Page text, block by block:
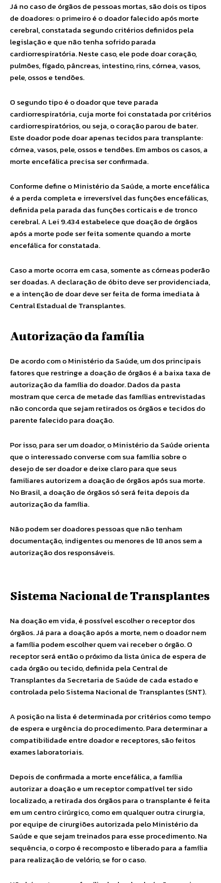
Já no caso de órgãos de pessoas mortas, são dois os tipos
de doadores: o primeiro é o doador falecido após morte
cerebral, constatada segundo critérios definidos pela
legislação e que não tenha sofrido parada
cardiorrespiratória. Neste caso, ele pode doar coração,
pulmões, fígado, pâncreas, intestino, rins, córnea, vasos,
pele, ossos e tendões.
O segundo tipo é o doador que teve parada
cardiorrespiratória, cuja morte foi constatada por critérios
cardiorrespiratórios, ou seja, o coração parou de bater.
Este doador pode doar apenas tecidos para transplante:
córnea, vasos, pele, ossos e tendões. Em ambos os casos, a
morte encefálica precisa ser confirmada.
Conforme define o Ministério da Saúde, a morte encefálica
é a perda completa e irreversível das funções encefálicas,
definida pela parada das funções corticais e de tronco
cerebral. A Lei 9.434 estabelece que doação de órgãos
após a morte pode ser feita somente quando a morte
encefálica for constatada.
Caso a morte ocorra em casa, somente as córneas poderão
ser doadas. A declaração de óbito deve ser providenciada,
e a intenção de doar deve ser feita de forma imediata à
Central Estadual de Transplantes.
Autorização da família
De acordo com o Ministério da Saúde, um dos principais
fatores que restringe a doação de órgãos é a baixa taxa de
autorização da família do doador. Dados da pasta
mostram que cerca de metade das famílias entrevistadas
não concorda que sejam retirados os órgãos e tecidos do
parente falecido para doação.
Por isso, para ser um doador, o Ministério da Saúde orienta
que o interessado converse com sua família sobre o
desejo de ser doador e deixe claro para que seus
familiares autorizem a doação de órgãos após sua morte.
No Brasil, a doação de órgãos só será feita depois da
autorização da família.
Não podem ser doadores pessoas que não tenham
documentação, indigentes ou menores de 18 anos sem a
autorização dos responsáveis.
Sistema Nacional de Transplantes
Na doação em vida, é possível escolher o receptor dos
órgãos. Já para a doação após a morte, nem o doador nem
a família podem escolher quem vai receber o órgão. O
receptor será então o próximo da lista única de espera de
cada órgão ou tecido, definida pela Central de
Transplantes da Secretaria de Saúde de cada estado e
controlada pelo Sistema Nacional de Transplantes (SNT).
A posição na lista é determinada por critérios como tempo
de espera e urgência do procedimento. Para determinar a
compatibilidade entre doador e receptores, são feitos
exames laboratoriais.
Depois de confirmada a morte encefálica, a família
autorizar a doação e um receptor compatível ter sido
localizado, a retirada dos órgãos para o transplante é feita
em um centro cirúrgico, como em qualquer outra cirurgia,
por equipe de cirurgiões autorizada pelo Ministério da
Saúde e que sejam treinados para esse procedimento. Na
sequência, o corpo é recomposto e liberado para a família
para realização de velório, se for o caso.